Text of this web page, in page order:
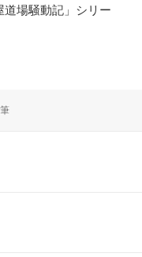
場騒動記」シリー